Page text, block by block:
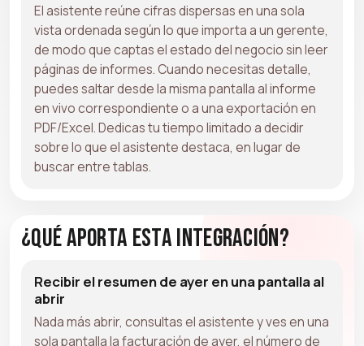
El asistente reúne cifras dispersas en una sola
vista ordenada según lo que importa a un gerente,
de modo que captas el estado del negocio sin leer
páginas de informes. Cuando necesitas detalle,
puedes saltar desde la misma pantalla al informe
en vivo correspondiente o a una exportación en
PDF/Excel. Dedicas tu tiempo limitado a decidir
sobre lo que el asistente destaca, en lugar de
buscar entre tablas.
¿Qué aporta esta integración?
Recibir el resumen de ayer en una pantalla al
abrir
Nada más abrir, consultas el asistente y ves en una
sola pantalla la facturación de ayer, el número de